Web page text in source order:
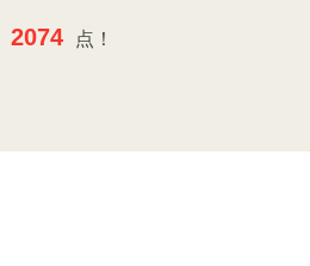
2074 点！